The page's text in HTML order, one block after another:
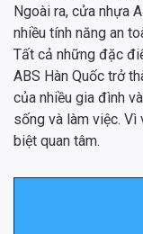
Ngoài ra, cửa nhựa
nhiều tính năng an
Tất cả những đặc
ABS Hàn Quốc trở
của nhiều gia đình
sống và làm việc.
biệt quan tâm.